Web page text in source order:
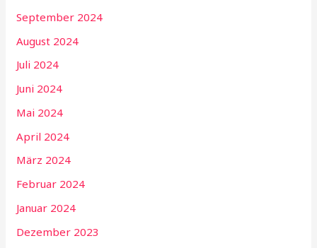
September 2024
August 2024
Juli 2024
Juni 2024
Mai 2024
April 2024
März 2024
Februar 2024
Januar 2024
Dezember 2023